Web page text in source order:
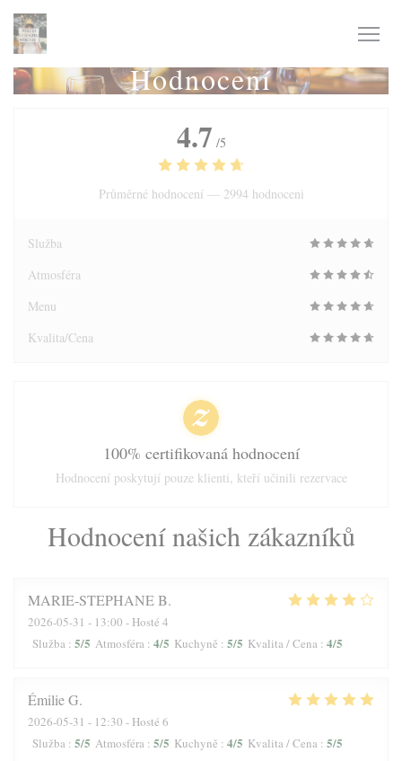
Panel pro správu cookies
Hodnocení
Hodnocení našich zákazníků
MARIE-STEPHANEB
2026-05-31 - 13:00 - Hosté 4
Služba : 5/5 Atmosféra : 4/5 Kuchyně : 5/5 Kvalita / Cena : 4/5
ÉmilieG
2026-05-31 - 12:30 - Hosté 6
Služba : 5/5 Atmosféra : 5/5 Kuchyně : 4/5 Kvalita / Cena : 5/5
4.7 /5
Průměrné hodnocení — 2994 hodnoceni
Služba
Atmosféra
Menu
Kvalita/Cena
100% certifikovaná hodnocení
Hodnocení poskytují pouze klienti, kteří učinili rezervace